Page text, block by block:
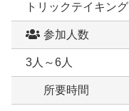
トリックテイキング
参加人数
3人～6人
所要時間